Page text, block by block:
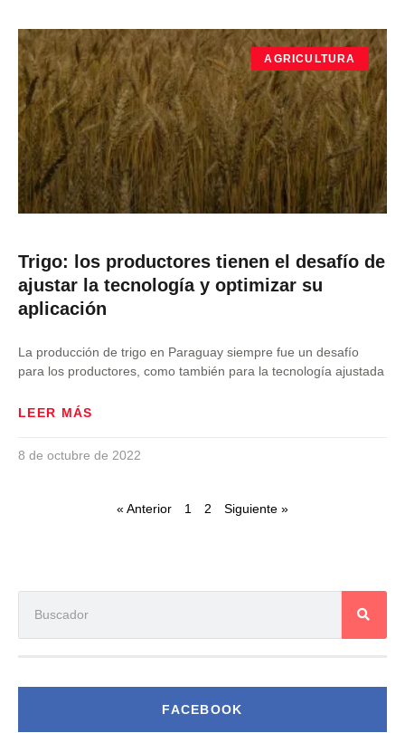
AGRICULTURA
Trigo: los productores tienen el desafío de
ajustar la tecnología y optimizar su
aplicación
La producción de trigo en Paraguay siempre fue un desafío
para los productores, como también para la tecnología ajustada
LEER MÁS
8 de octubre de 2022
« Anterior 1 2 Siguiente »
FACEBOOK